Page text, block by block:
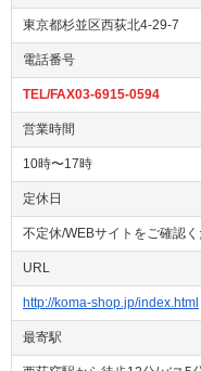
東京都杉並区西荻北4-29-7
電話番号
TEL/FAX03-6915-0594
営業時間
10時〜17時
定休日
不定休/WEBサイトをご確認く
URL
http://koma-shop.jp/index.html
最寄駅